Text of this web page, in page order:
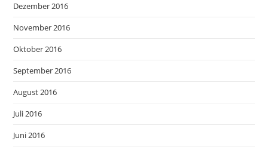
Dezember 2016
November 2016
Oktober 2016
September 2016
August 2016
Juli 2016
Juni 2016